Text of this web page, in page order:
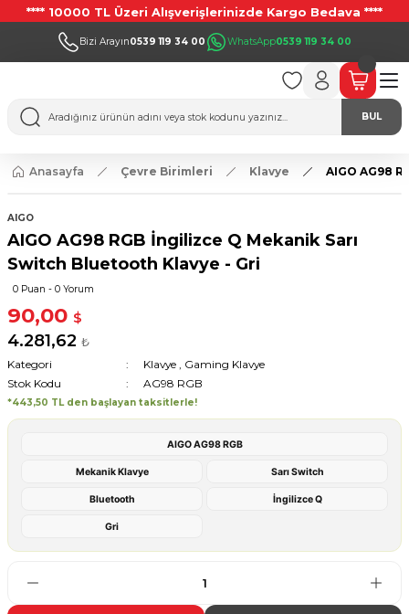
**** 10000 TL Üzeri Alışverişlerinizde Kargo Bedava ****
Bizi Arayın0539 119 34 00 WhatsApp0539 119 34 00
BUL
Anasayfa Çevre Birimleri Klavye AIGO AG98
AIGO
AIGO AG98 RGB İngilizce Q Mekanik Sarı
Switch Bluetooth Klavye - Gri
0 Puan - 0 Yorum
90,00 $
4.281,62 ₺
Kategori
Klavye , Gaming Klavye
Stok Kodu
AG98 RGB
*443,50 TL den başlayan taksitlerle!
AIGO AG98 RGB
Mekanik Klavye Sarı Switch
Bluetooth İngilizce Q
Gri